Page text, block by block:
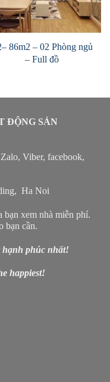
86m2 – 02 Phòng ngủ
– Full đồ
ĐỘNG SẢN
Viber, facebook,
Ha Noi
bạn xem nhà miễn phí.
bạn cần.
hạnh phúc nhất!
happiest!